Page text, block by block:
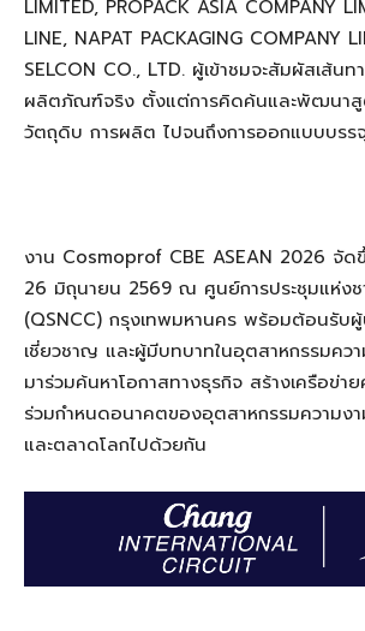
LIMITED, PROPACK ASIA COMPANY
LINE, NAPAT PACKAGING COMPANY
SELCON CO., LTD. ผู้เข้าชมจะสัมผัสเส้นท
ผลิตภัณฑ์จริง ตั้งแต่การคิดค้นและพัฒนาสู
วัตถุดิบ การผลิต ไปจนถึงการออกแบบบร
งาน Cosmoprof CBE ASEAN 2026 จัด
26 มิถุนายน 2569 ณ ศูนย์การประชุมแห่ง
(QSNCC) กรุงเทพมหานคร พร้อมต้อนรับ
เชี่ยวชาญ และผู้มีบทบาทในอุตสาหกรรมคว
มาร่วมค้นหาโอกาสทางธุรกิจ สร้างเครือข่า
ร่วมกำหนดอนาคตของอุตสาหกรรมความงา
และตลาดโลกไปด้วยกัน